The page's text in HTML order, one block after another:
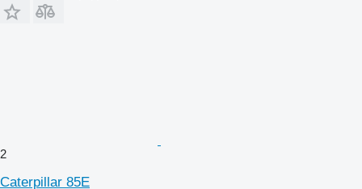
2
Caterpillar 85E